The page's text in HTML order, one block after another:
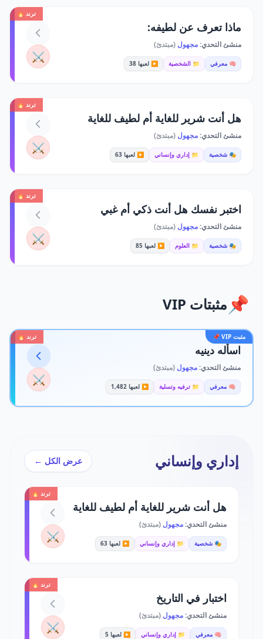
ترند 🔥
ماذا تعرف عن لطيفه:
منشئ التحدي:مجهول (مبتدئ)
🧠 معرفي 📁 الشخصية ▶️ لعبها 38 ⚔️
ترند 🔥
هل أنت شرير للغاية أم لطيف للغاية
منشئ التحدي:مجهول (مبتدئ)
🎭 شخصية 📁 إداري وإنساني ▶️ لعبها 63 ⚔️
ترند 🔥
اختبر نفسك هل أنت ذكي أم غبي
منشئ التحدي:مجهول (مبتدئ)
🎭 شخصية 📁 العلوم ▶️ لعبها 85 ⚔️
📌 مثبتات VIP
مثبت VIP 📌 ترند 🔥
اسأله دينيه
منشئ التحدي:مجهول (مبتدئ)
🧠 معرفي 📁 ترفيه وتسلية ▶️ لعبها 1,482 ⚔️
إداري وإنساني عرض الكل ←
ترند 🔥
هل أنت شرير للغاية أم لطيف للغاية
منشئ التحدي:مجهول (مبتدئ)
🎭 شخصية 📁 إداري وإنساني ▶️ لعبها 63 ⚔️
ترند 🔥
اختبار في التاريخ
منشئ التحدي:مجهول (مبتدئ)
🧠 معرفي 📁 إداري وإنساني ▶️ لعبها 5 ⚔️